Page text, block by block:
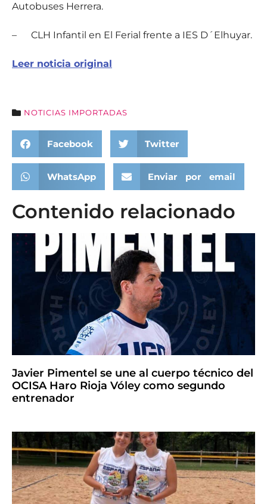
Autobuses Herrera.
– CLH Infantil en El Ferial frente a IES D´Elhuyar.
Leer noticia original
NOTICIAS IMPORTADAS
Facebook Twitter
WhatsApp Enviar por email
Contenido relacionado
Javier Pimentel se une al cuerpo técnico del
OCISA Haro Rioja Vóley como segundo
entrenador